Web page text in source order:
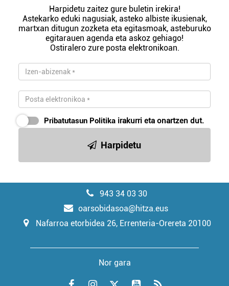
Harpidetu zaitez gure buletin irekira!
Astekarko eduki nagusiak, asteko albiste ikusienak,
martxan ditugun zozketa eta egitasmoak, asteburuko
egitarauen agenda eta askoz gehiago!
Ostiralero zure posta elektronikoan.
Pribatutasun Politika irakurri eta onartzen dut.
Harpidetu
943 34 03 30
oarsobidasoa@hitza.eus
Nafarroa etorbidea 26, Errenteria-Orereta 20100
Nor gara